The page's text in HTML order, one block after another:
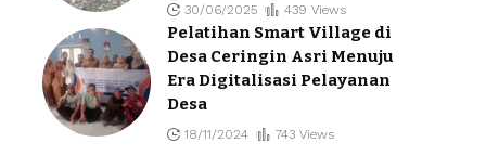
30/06/2025 439 Views
Pelatihan Smart Village di
Desa Ceringin Asri Menuju
Era Digitalisasi Pelayanan
Desa
18/11/2024 743 Views